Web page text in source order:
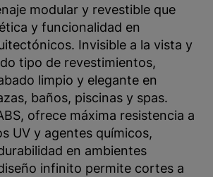
modular y revestible que
y funcionalidad en
Invisible a la vista y
tipo de revestimientos,
limpio y elegante en
baños, piscinas y spas.
ofrece máxima resistencia a
UV y agentes químicos,
en ambientes
infinito permite cortes a